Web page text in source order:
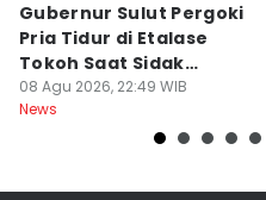
Gubernur Sulut Pergoki
Pria Tidur di Etalase
Tokoh Saat Sidak
Gedung
08 Agu 2026, 22:49 WIB
News